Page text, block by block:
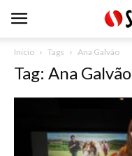
Inicio Tags Ana Galvão
Tag: Ana Galvão